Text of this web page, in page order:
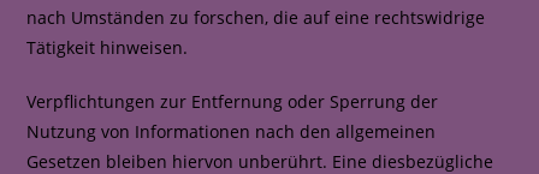
nach Umständen zu forschen, die auf eine rechtswidrige
Tätigkeit hinweisen.
Verpflichtungen zur Entfernung oder Sperrung der
Nutzung von Informationen nach den allgemeinen
Gesetzen bleiben hiervon unberührt. Eine diesbezügliche